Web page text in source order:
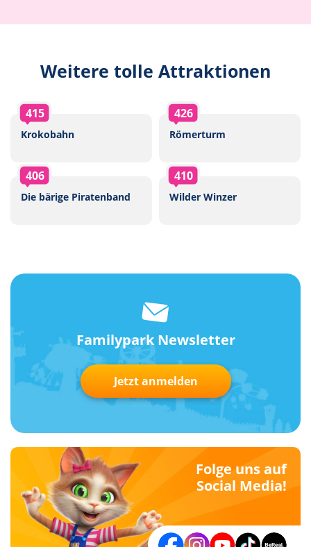
Weitere tolle Attraktionen
415
Krokobahn
426
Römerturm
406
Die bärige Piratenband
410
Wilder Winzer
Familypark Newsletter
Jetzt anmelden
Folge uns auf
Social Media!